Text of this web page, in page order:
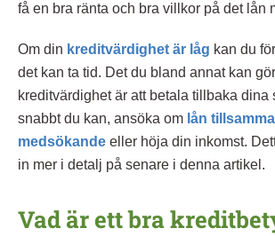
få en bra ränta och bra villkor på det lån
Om din kreditvärdighet är låg kan du
det kan ta tid. Det du bland annat kan
kreditvärdighet är att betala tillbaka dina
snabbt du kan, ansöka om lån
medsökande eller höja din inkomst.
in mer i detalj på senare i denna artikel.
Vad är ett bra